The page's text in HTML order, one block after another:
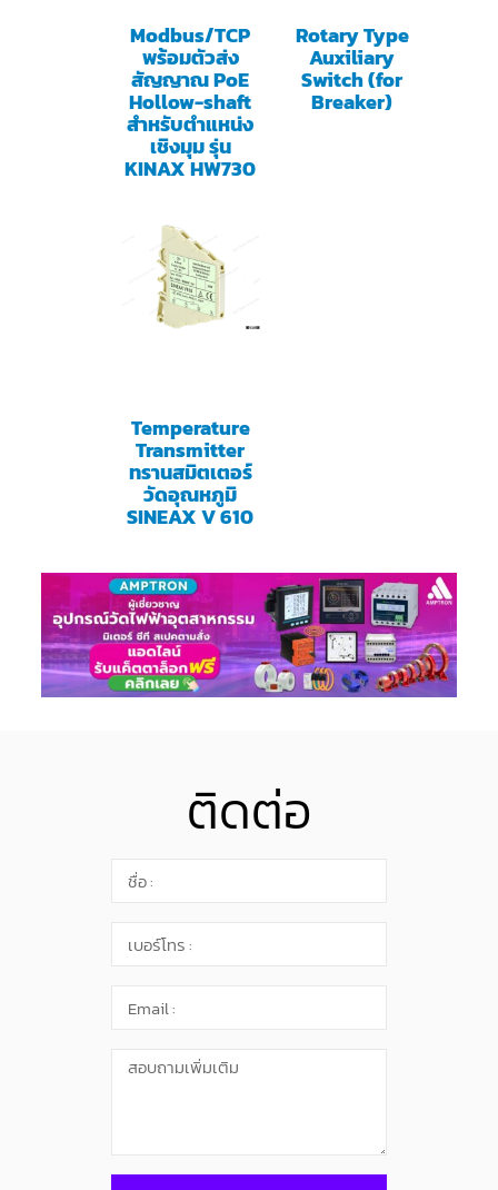
Modbus/TCP
พร้อมตัวส่ง
สัญญาณ PoE
Hollow-shaft
สำหรับตำแหน่ง
เชิงมุม รุ่น
KINAX HW730
Rotary Type
Auxiliary
Switch (for
Breaker)
Temperature
Transmitter
ทรานสมิตเตอร์
วัดอุณหภูมิ
SINEAX V 610
ติดต่อ